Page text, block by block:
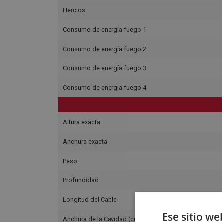
Hercios
Consumo de energía fuego 1
Consumo de energía fuego 2
Consumo de energía fuego 3
Consumo de energía fuego 4
Altura exacta
Anchura exacta
Peso
Profundidad
Longitud del Cable
Anchura de la Cavidad (cm) Ese sitio